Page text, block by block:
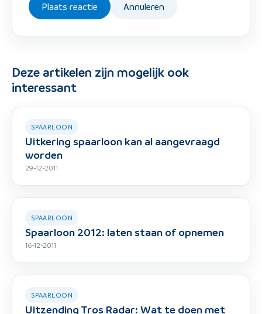
Plaats reactie Annuleren
Deze artikelen zijn mogelijk ook
interessant
SPAARLOON
Uitkering spaarloon kan al aangevraagd
worden
29-12-2011
SPAARLOON
Spaarloon 2012: laten staan of opnemen
16-12-2011
SPAARLOON
Uitzending Tros Radar: Wat te doen met